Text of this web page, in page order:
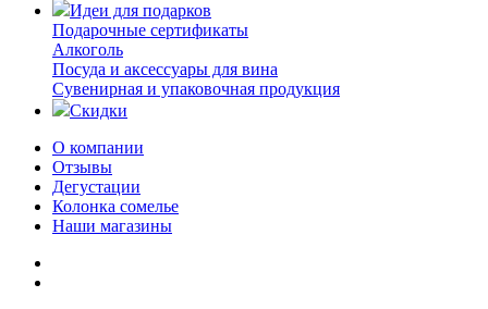
Идеи для подарков
Подарочные сертификаты
Алкоголь
Посуда и аксессуары для вина
Сувенирная и упаковочная продукция
Скидки
О компании
Отзывы
Дегустации
Колонка сомелье
Наши магазины